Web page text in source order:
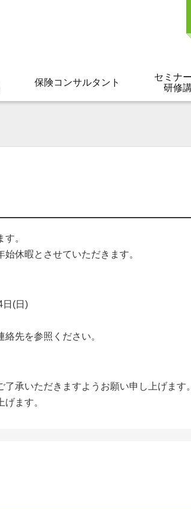
保険コンサルタント
セミナ
研修
。
休暇とさせていただきます。
日(日)
先を参照ください。
承いただきますようお願い申し上げます。
ます。